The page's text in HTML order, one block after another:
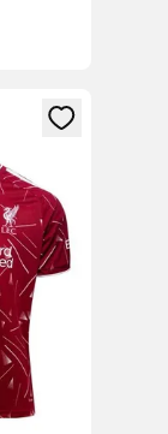
eller tilmelde dig